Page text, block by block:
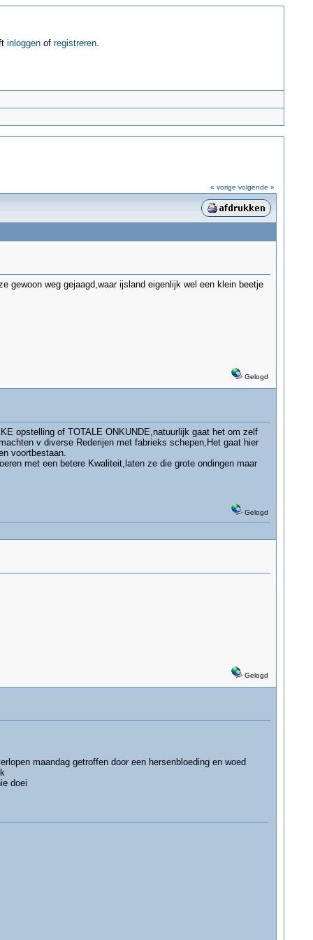
inloggenof registreren.
« vorige volgende »
gewoon weg gejaagd,waar ijsland eigenlijk wel een klein beetje
Gelogd
opstelling of TOTALE ONKUNDE,natuurlijk gaat het om zelf
v diverse Rederijen met fabrieks schepen,Het gaat hier
voortbestaan.
met een betere Kwaliteit,laten ze die grote ondingen maar
Gelogd
Gelogd
maandag getroffen door een hersenbloeding en woed
doei